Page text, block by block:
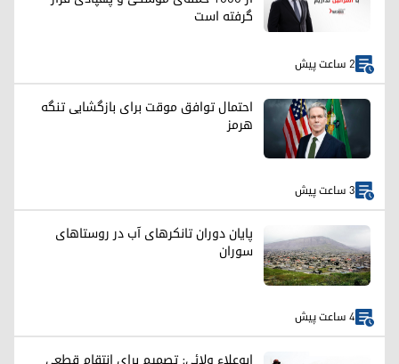
گرفته است
2 ساعت پیش
احتمال توافق موقت برای بازگشایی تنگه
هرمز
3 ساعت پیش
پایان دوران تانکرهای آب در روستاهای
سوران
4 ساعت پیش